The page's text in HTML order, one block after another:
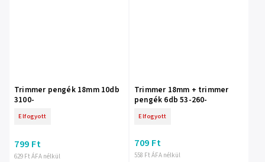
Trimmer pengék 18mm 10db
3100-
Elfogyott
629 Ft ÁFA nélkül
799 Ft
Trimmer 18mm + trimmer
pengék 6db 53-260-
Elfogyott
558 Ft ÁFA nélkül
709 Ft